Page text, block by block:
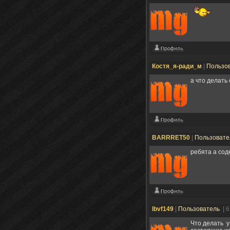
Костя_я-ради_м
а что делать
BARRRET50
ребята а
lbvf149 Пользователь
|
Что делать